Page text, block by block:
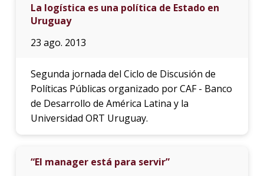
La logística es una política de Estado en
Uruguay
23 ago. 2013
Segunda jornada del Ciclo de Discusión de
Políticas Públicas organizado por CAF - Banco
de Desarrollo de América Latina y la
Universidad ORT Uruguay.
“El manager está para servir”